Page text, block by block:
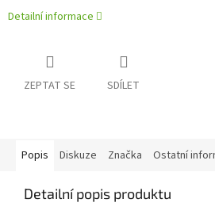
Detailní informace
ZEPTAT SE SDÍLET
Popis Diskuze Značka Ostatní
Detailní popis produktu